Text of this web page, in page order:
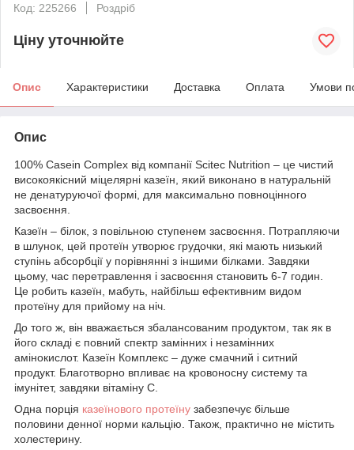
Код: 225266
Роздріб
Ціну уточнюйте
Опис Характеристики Доставка Оплата Умови
Опис
100% Casein Complex від компанії Scitec Nutrition – це чистий
високоякісний міцелярні казеїн, який виконано в натуральній
не денатуруючої формі, для максимально повноцінного
засвоєння.
Казеїн – білок, з повільною ступенем засвоєння. Потрапляючи
в шлунок, цей протеїн утворює грудочки, які мають низький
ступінь абсорбції у порівнянні з іншими білками. Завдяки
цьому, час перетравлення і засвоєння становить 6-7 годин.
Це робить казеїн, мабуть, найбільш ефективним видом
протеїну для прийому на ніч.
До того ж, він вважається збалансованим продуктом, так як в
його складі є повний спектр замінних і незамінних
амінокислот. Казеїн Комплекс – дуже смачний і ситний
продукт. Благотворно впливає на кровоносну систему та
імунітет, завдяки вітаміну С.
Одна порція казеїнового протеїну забезпечує більше
половини денної норми кальцію. Також, практично не містить
холестерину.